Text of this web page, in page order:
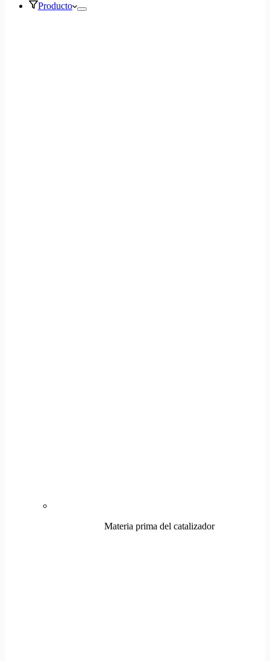
Producto
Materia prima del catalizador